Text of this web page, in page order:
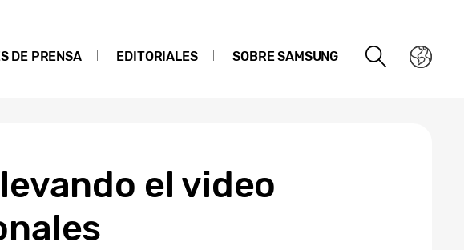
DE PRENSA EDITORIALES SOBRE SAMSUNG
el video